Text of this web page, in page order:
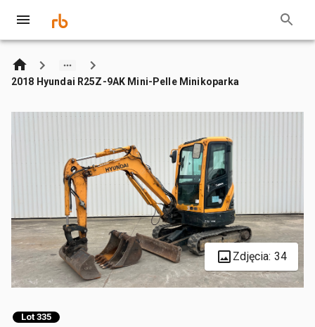
2018 Hyundai R25Z-9AK Mini-Pelle Minikoparka
Zdjęcia: 34
Lot 335